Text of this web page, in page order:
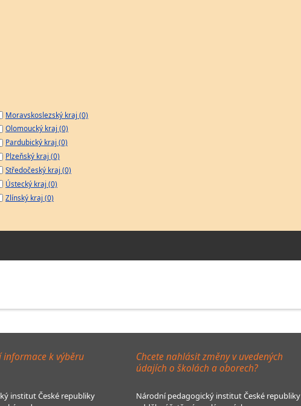
Moravskoslezský kraj (0)
Olomoucký kraj (0)
Pardubický kraj (0)
Plzeňský kraj (0)
Středočeský kraj (0)
Ústecký kraj (0)
Zlínský kraj (0)
k výběru
institut České republiky
Chcete nahlásit změny v uvedených
údajích o školách a oborech?
Národní pedagogický institut České republiky